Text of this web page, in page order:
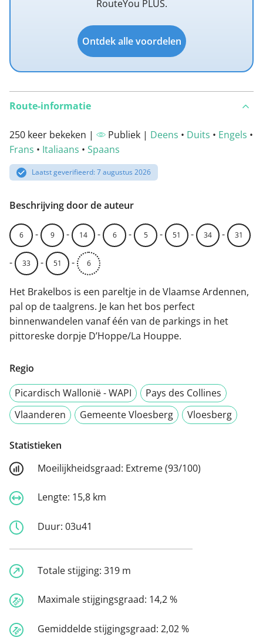
RouteYou PLUS.
Ontdek alle voordelen
Route-informatie
250 keer bekeken | Publiek | Deens • Duits • Engels •
Frans • Italiaans • Spaans
Laatst geverifieerd: 7 augustus 2026
Beschrijving door de auteur
6 - 9 - 14 - 6 - 5 - 51 - 34 - 31
- 33 - 51 - 6
Het Brakelbos is een pareltje in de Vlaamse Ardennen,
pal op de taalgrens. Je kan het bos perfect
binnenwandelen vanaf één van de parkings in het
pittoreske dorpje D’Hoppe/La Houppe.
Regio
Picardisch Wallonië - WAPI
Pays des Collines
Vlaanderen
Gemeente Vloesberg Vloesberg
Statistieken
Moeilijkheidsgraad: Extreme (93/100)
Lengte: 15,8 km
Duur: 03u41
Totale stijging: 319 m
Maximale stijgingsgraad: 14,2 %
Gemiddelde stijgingsgraad: 2,02 %